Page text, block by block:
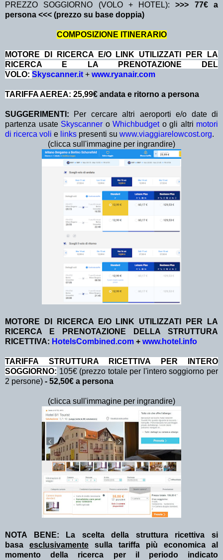
PREZZO SOGGIORNO (VOLO + HOTEL):>>> 77€ a
persona <<< (prezzo su base doppia)
COMPOSIZIONE ITINERARIO
MOTORE DI RICERCA E/O LINK UTILIZZATI PER LA
RICERCA E LA PRENOTAZIONE DEL
VOLO: Skyscanner.it + www.ryanair.com
TARIFFA AEREA: 25,99€ andata e ritorno a persona
SUGGERIMENTI: Per cercare altri aeroporti e/o date di
partenza usate Skyscanner o Whichbudgeto gli altri motori
di ricerca voli e links presenti su www.viaggiarelowcost.org.
(clicca sull'immagine per ingrandire)
MOTORE DI RICERCA E/O LINK UTILIZZATI PER LA
RICERCA E PRENOTAZIONE DELLA STRUTTURA
RICETTIVA: HotelsCombined.com + www.hotel.info
TA RIFFA STRUTTURA RICETTIVA PER INTERO
SOGGIORNO: 105€ (prezzo totale per l'intero soggiorno per
2 persone) - 52,50€ a persona
(clicca sull'immagine per ingrandire)
NOTA BENE: La scelta della struttura ricettiva si
basa esclusivamente sulla tariffa più economica al
momento della ricerca per il periodo indicato